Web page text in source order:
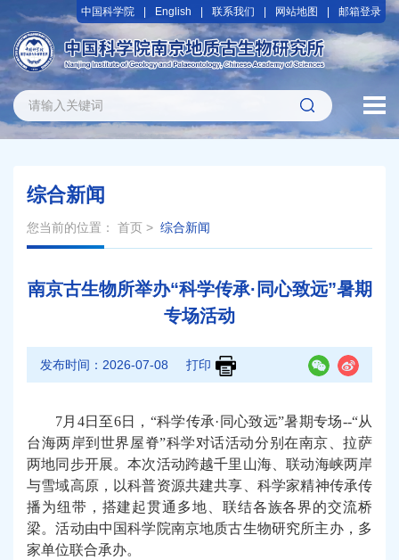
中国科学院 English 联系我们 网站地图 邮箱登录
综合新闻
您当前的位置： 首页 > 综合新闻
南京古生物所举办“科学传承·同心致远”暑期
专场活动
发布时间： 2026-07-08 打印
7月4日至6日，“科学传承·同心致远”暑期专场--“从
台海两岸到世界屋脊”科学对话活动分别在南京 、拉萨
两地同步开展。本次活动跨越千里山海、联动海峡两岸
与雪域高原，以科普资源共建共享 科学家精神传承传
播为纽带 ，搭建起贯通多地、联结各族各界的交流桥
梁。活动由中国科学院南京地质古生物研究所主办，多
家单位联合承办。